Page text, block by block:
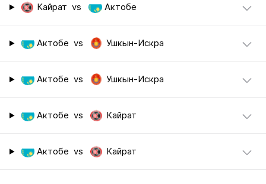
Кайрат vs Актобе
Актобе vs Ушкын-Искра
Актобе vs Ушкын-Искра
Актобе vs Кайрат
Актобе vs Кайрат